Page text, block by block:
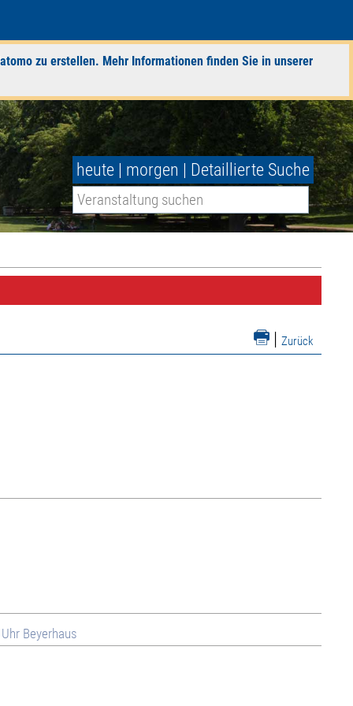
zu erstellen. Mehr Informationen finden Sie in unserer
heute | morgen | Detaillierte Suche
| Zurück
Beyerhaus